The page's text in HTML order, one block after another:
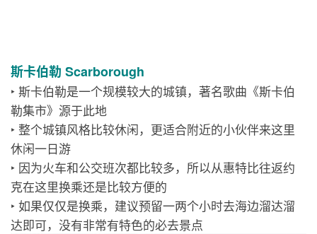
斯卡伯勒 Scarborough
‣ 斯卡伯勒是一个规模较大的城镇，著名歌曲《斯卡伯
勒集市》源于此地
‣ 整个城镇风格比较休闲，更适合附近的小伙伴来这里
休闲一日游
‣ 因为火车和公交班次都比较多，所以从惠特比往返约
克在这里换乘还是比较方便的
‣ 如果仅仅是换乘，建议预留一两个小时去海边溜达溜
达即可，没有非常有特色的必去景点